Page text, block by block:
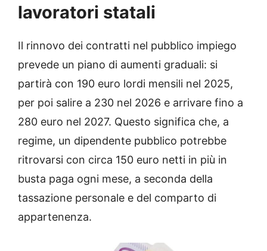
lavoratori statali
Il rinnovo dei contratti nel pubblico impiego
prevede un piano di aumenti graduali: si
partirà con 190 euro lordi mensili nel 2025,
per poi salire a 230 nel 2026 e arrivare fino a
280 euro nel 2027. Questo significa che, a
regime, un dipendente pubblico potrebbe
ritrovarsi con circa 150 euro netti in più in
busta paga ogni mese, a seconda della
tassazione personale e del comparto di
appartenenza.